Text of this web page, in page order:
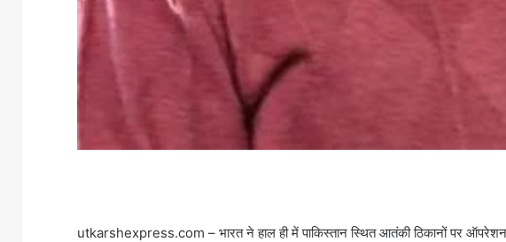
utkarshexpress.com – भारत ने हाल ही में पाकिस्तान स्थित आतंकी ठिकानों पर